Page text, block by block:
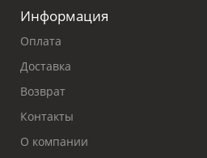
Информация
Оплата
Доставка
Возврат
Контакты
О компании